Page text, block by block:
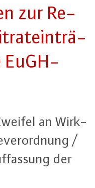
zur Re­
an Wirk­
/
der